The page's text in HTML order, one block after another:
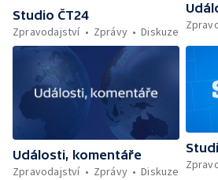
Studio ČT24
Zpravodajství
Zprávy Diskuze
Události, komentáře
Zpravodajství
Zprávy Diskuze